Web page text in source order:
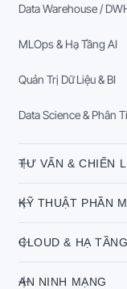
Data Warehouse /
MLOps & Hạ Tầng AI
Quản Trị Dữ Liệu & BI
Data Science & Phân
TƯ VẤN & CHIẾN
KỸ THUẬT PHẦN
CLOUD & HẠ TẦNG
AN NINH MẠNG